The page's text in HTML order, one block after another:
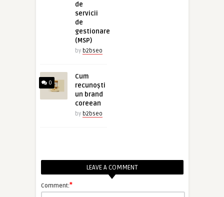
de
servicii
de
gestionare
(MSP)
by b2bseo
0
Cum
recunoști
un brand
coreean
by b2bseo
LEAVE A COMMENT
Comment:*